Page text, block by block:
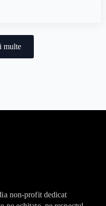
multe
non-profit dedicat